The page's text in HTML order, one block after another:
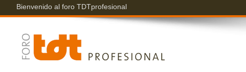
Bienvenido al foro TDTprofesional